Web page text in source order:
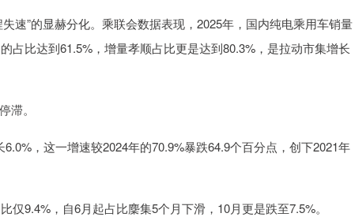
速”的显赫分化。乘联会数据表现，2025年，国内纯电乘用车销量
占比达到61.5%，增量孝顺占比更是达到80.3%，是拉动市集增长
滞。
，这一增速较2024年的70.9%暴跌64.9个百分点，创下2021年
9.4%，自6月起占比麇集5个月下滑，10月更是跌至7.5%。